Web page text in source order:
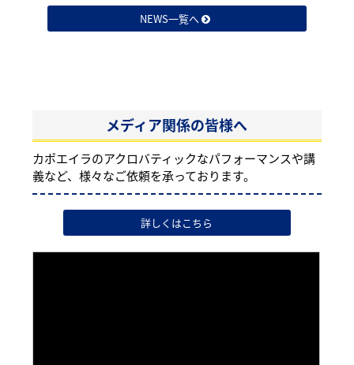
NEWS一覧へ
メディア関係の皆様へ
カポエイラのアクロバティックなパフォーマンスや講
義など、様々なご依頼を承っております。
詳しくはこちら